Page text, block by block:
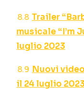
Trailer
musicale “I’m
luglio 2023
Nuovi
il 24 luglio 2023